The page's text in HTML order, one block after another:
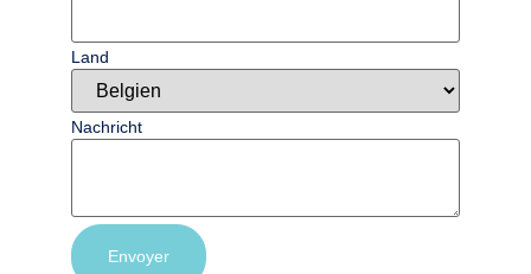
Land
Nachricht
Envoyer